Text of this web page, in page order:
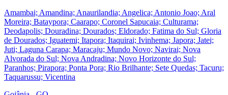
Amambai; Amandina; Anaurilandia; Angelica; Antonio Joao; Aral
Moreira; Bataypora; Caarapo; Coronel Sapucaia; Culturama;
Deodapolis; Douradina; Dourados; Eldorado; Fatima do Sul; Gloria
de Dourados; Iguatemi; Itapora; Itaquirai; Ivinhema; Japora; Jatei;
Juti; Laguna Carapa; Maracaju; Mundo Novo; Navirai; Nova
Alvorada do Sul; Nova Andradina; Novo Horizonte do Sul;
Paranhos; Pirapora; Ponta Pora; Rio Brilhante; Sete Quedas; Tacuru;
Taquarussu; Vicentina